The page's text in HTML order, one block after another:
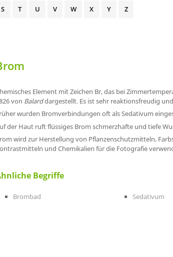
S T U V W X Y Z
Element mit Zeichen Br, das bei
von Balarddargestellt. Es ist sehr reaktionsfreudig
wurden Bromverbindungen oft als Sedativum
der Haut ruft flüssiges Brom schmerzhafte und tiefe
wird zur Herstellung von Pflanzenschutzmitteln,
und Chemikalien für die Fotografie
Begriffe
Brombad Sedativum